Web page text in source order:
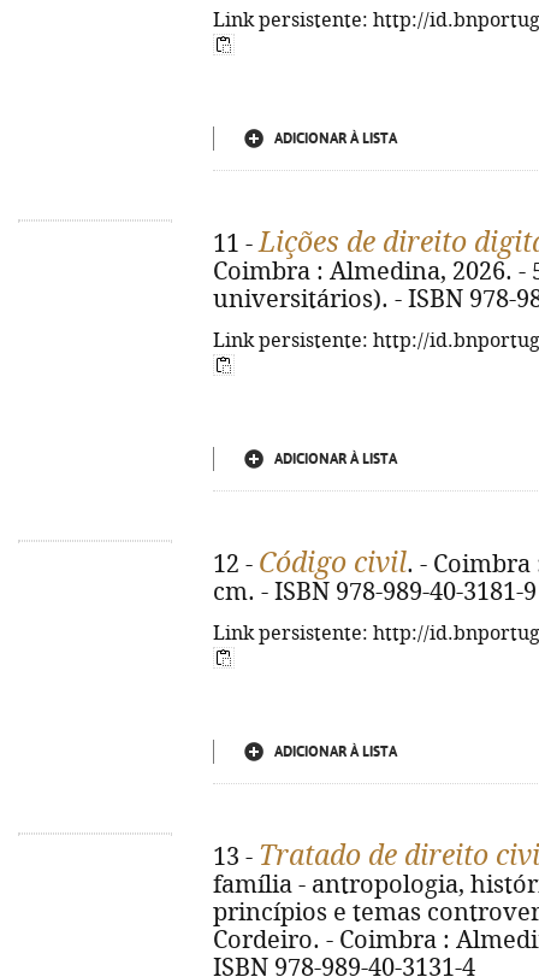
Link persistente: http://
ADICIONAR À LISTA
11 -Lições de direito
Coimbra : Almedina, 2026. -
universitários). - ISBN 978-
Link persistente: http://
ADICIONAR À LISTA
12 - Código civil. - Coimbra
cm. - ISBN 978-989-40-3181-9
Link persistente: http://
ADICIONAR À LISTA
13 - Tratado de direito
família - antropologia,
princípios e temas
Cordeiro. - Coimbra :
ISBN 978-989-40-3131-4